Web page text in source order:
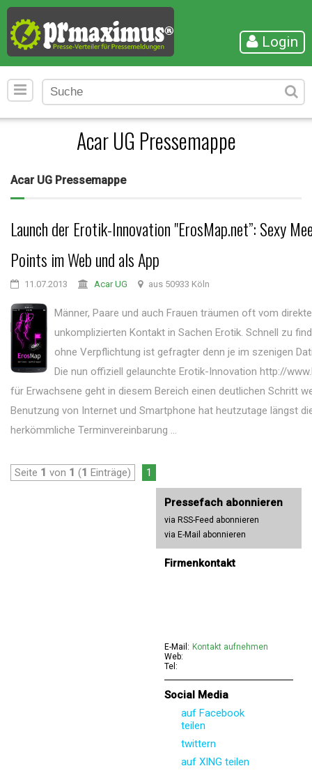
Login
Acar UG Pressemappe
Acar UG Pressemappe
Launch der Erotik-Innovation "ErosMap.net”: Sexy
Points im Web und als App
11.07.2013 Acar UG aus 50933 Köln
Männer, Paare und auch Frauen träumen oft vom
unkomplizierten Kontakt in Sachen Erotik. Schnell zu
ohne Verpflichtung ist gefragter denn je im szenigen
Die nun offiziell gelaunchte Erotik-Innovation http://
für Erwachsene geht in diesem Bereich einen deutlichen Schritt
Benutzung von Internet und Smartphone hat heutzutage längst
herkömmliche Terminvereinbarung ...
Seite 1 von 1 (1 Einträge) 1
Pressefach abonnieren
via RSS-Feed abonnieren
via E-Mail abonnieren
Firmenkontakt
E-Mail: Kontakt aufnehmen
Web:
Tel:
Social Media
auf Facebook
teilen
twittern
auf XING teilen